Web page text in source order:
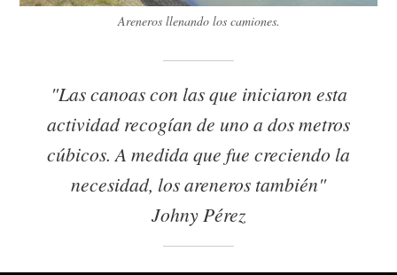
Areneros llenando los camiones.
"Las canoas con las que iniciaron esta
actividad recogían de uno a dos metros
cúbicos. A medida que fue creciendo la
necesidad, los areneros también"
Johny Pérez